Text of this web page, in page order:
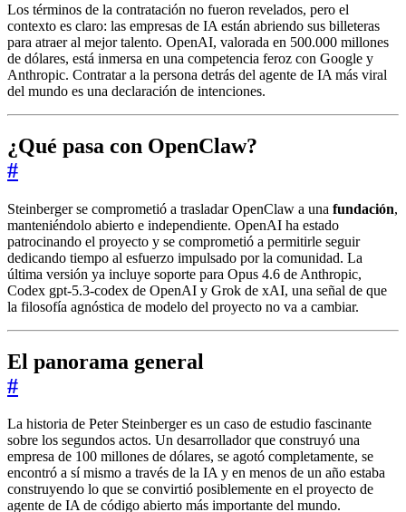
Los términos de la contratación no fueron revelados, pero el
contexto es claro: las empresas de IA están abriendo sus billeteras
para atraer al mejor talento. OpenAI, valorada en 500.000 millones
de dólares, está inmersa en una competencia feroz con Google y
Anthropic. Contratar a la persona detrás del agente de IA más viral
del mundo es una declaración de intenciones.
¿Qué pasa con OpenClaw?
#
Steinberger se comprometió a trasladar OpenClaw a una fundación,
manteniéndolo abierto e independiente. OpenAI ha estado
patrocinando el proyecto y se comprometió a permitirle seguir
dedicando tiempo al esfuerzo impulsado por la comunidad. La
última versión ya incluye soporte para Opus 4.6 de Anthropic,
Codex gpt-5.3-codex de OpenAI y Grok de xAI, una señal de que
la filosofía agnóstica de modelo del proyecto no va a cambiar.
El panorama general
#
La historia de Peter Steinberger es un caso de estudio fascinante
sobre los segundos actos. Un desarrollador que construyó una
empresa de 100 millones de dólares, se agotó completamente, se
encontró a sí mismo a través de la IA y en menos de un año estaba
construyendo lo que se convirtió posiblemente en el proyecto de
agente de IA de código abierto más importante del mundo.